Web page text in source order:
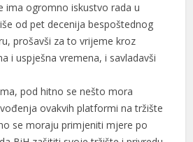
ima ogromno iskustvo rada u
od pet decenija bespoštednog
prošavši za to vrijeme kroz
i uspješna vremena, i savladavši
pod hitno se nešto mora
ovakvih platformi na tržište
se moraju primjeniti mjere po